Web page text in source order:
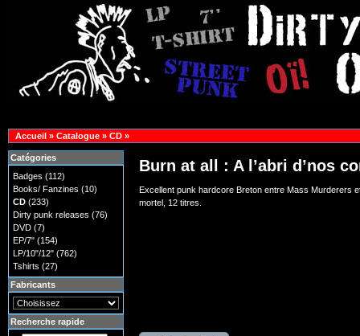
Accueil» Catalogue» CD»
Burn at all : A l’abri d’nos
Excellent punk hardcore Breton entre Mass Murderers
mortel, 12 titres.
Catégories
Badges (112)
Books/ Fanzines (10)
CD(233)
Dirty punk releases (76)
DVD(7)
EP/7"(154)
LP/10"/12"(762)
Tshirts (27)
Fabricants
Recherche rapide